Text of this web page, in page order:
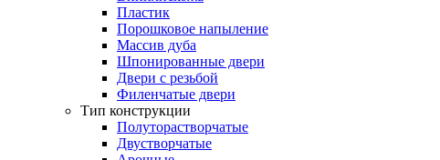
Пластик
Порошковое напыление
Массив дуба
Шпонированные двери
Двери с резьбой
Филенчатые двери
Тип конструкции
Полуторастворчатые
Двустворчатые